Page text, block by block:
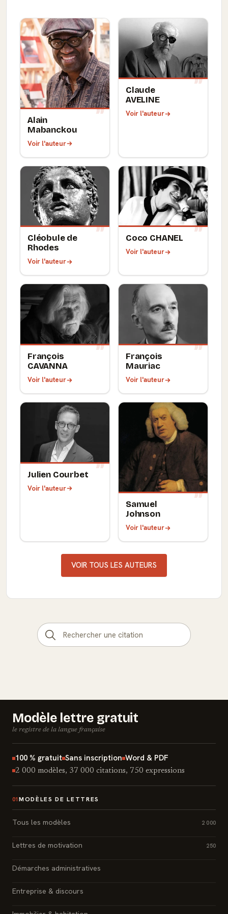
Alain
Mabanckou
Voir l'auteur
Claude
AVELINE
Voir l'auteur
Cléobule de
Rhodes
Voir l'auteur
Coco CHANEL
Voir l'auteur
François
CAVANNA
Voir l'auteur
François
Mauriac
Voir l'auteur
Julien Courbet
Voir l'auteur
Samuel
Johnson
Voir l'auteur
VOIR TOUS LES AUTEURS
Modèle lettre gratuit
le registre de la langue française
100 % gratuit Sans inscription Word & PDF
2 000 modèles, 37 000 citations, 750 expressions
01 MODÈLES DE LETTRES
Tous les modèles 2 000
Lettres de motivation 250
Démarches administratives
Entreprise & discours